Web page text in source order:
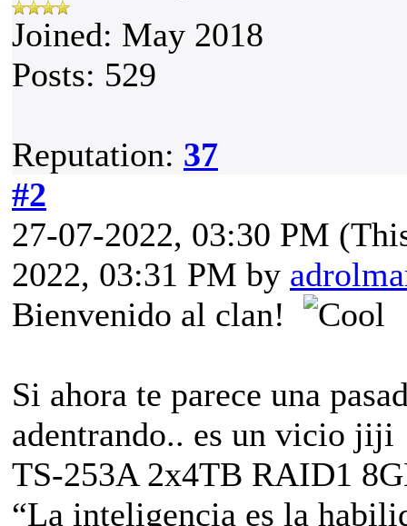
Joined: May 2018
Posts: 529
Reputation: 37
#2
27-07-2022, 03:30 PM
2022, 03:31 PM by
Bienvenido al clan!
Si ahora te parece una
adentrando.. es un vicio jiji
TS-253A 2x4TB RAID1
“La inteligencia es la